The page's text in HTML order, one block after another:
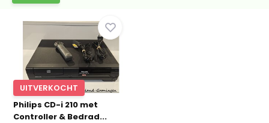
UITVERKOCHT
Philips CD-i 210 met
Controller & Bedrad...